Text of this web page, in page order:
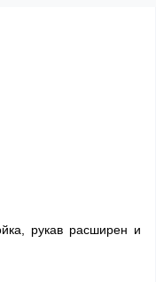
рукав расширен и